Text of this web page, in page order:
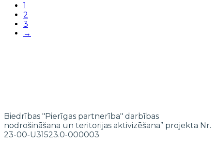
1
2
3
→
Biedrības "Pierīgas partnerība" darbības
nodrošināšana un teritorijas aktivizēšana” projekta Nr.
23-00-U31523.0-000003